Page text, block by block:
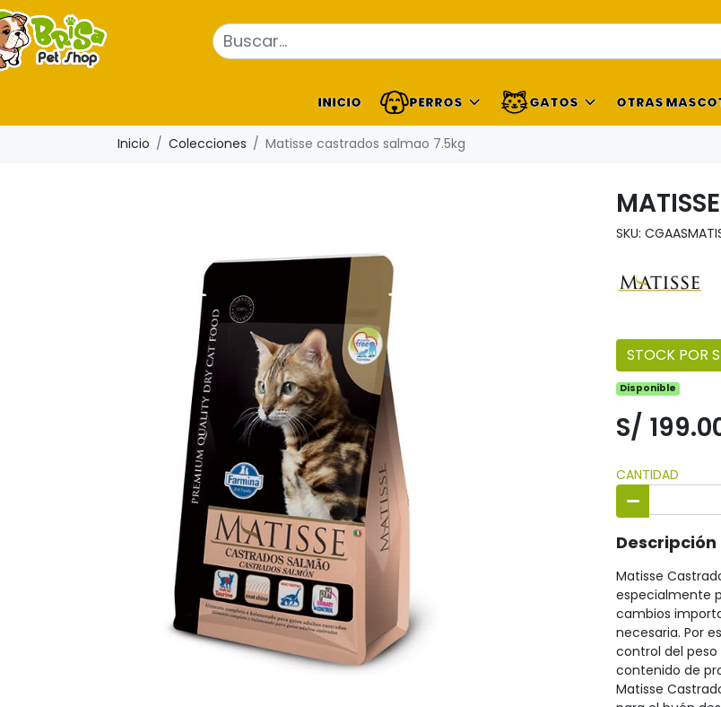
INICIO PERROS GATOS OTRAS
Inicio Colecciones Matisse castrados salmao 7.5kg
SKU:
STOCK POR
Disponible
S/
CANTIDAD
Descripción
Matisse
especialmente
cambios
necesaria. Por
control del
contenido de
Matisse